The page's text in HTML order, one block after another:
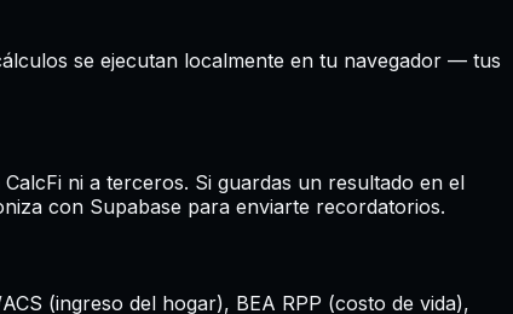
se ejecutan localmente en tu navegador — tus
ni a terceros. Si guardas un resultado en el
con Supabase para enviarte recordatorios.
(ingreso del hogar), BEA RPP (costo de vida),